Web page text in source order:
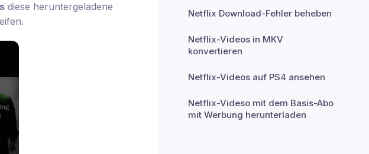
diese heruntergeladene
Netflix Download-Fehler beheben
Netflix-Videos in MKV
konvertieren
Netflix-Videos auf PS4 ansehen
Netflix-Videso mit dem Basis-Abo
mit Werbung herunterladen